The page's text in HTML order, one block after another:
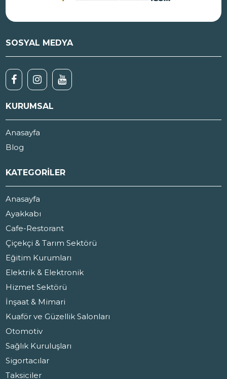
SOSYAL MEDYA
KURUMSAL
Anasayfa
Blog
KATEGORİLER
Anasayfa
Ayakkabı
Cafe-Restorant
Çiçekçi & Tarım Sektörü
Eğitim Kurumları
Elektrik & Elektronik
Hizmet Sektörü
İnşaat & Mimari
Kuaför ve Güzellik Salonları
Otomotiv
Sağlık Kuruluşları
Sigortacılar
Taksiciler